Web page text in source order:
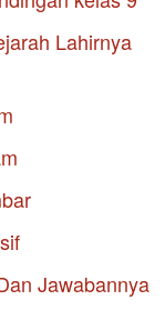
Lahirnya
Jawabannya